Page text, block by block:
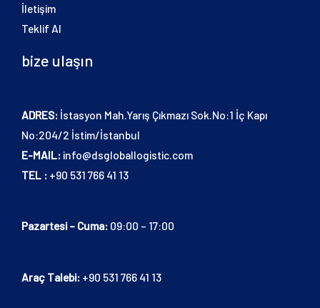
İletişim
Teklif Al
bize ulaşın
ADRES: İstasyon Mah.Yarış Çıkmazı Sok.No:1 İç Kapı
No:204/2 İstim/İstanbul
E-MAIL: info@dsgloballogistic.com
TEL : +90 531 766 41 13
Pazartesi – Cuma: 09:00 – 17:00
Araç Talebi: +90 531 766 41 13